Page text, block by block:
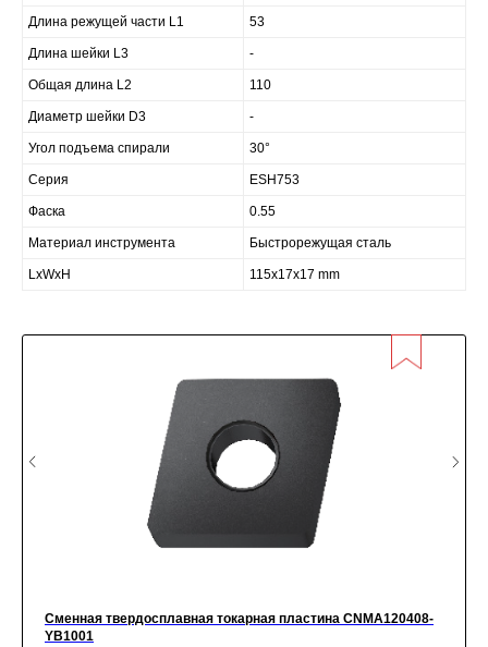
Длина режущей части L1 53
Длина шейки L3 -
Общая длина L2 110
Диаметр шейки D3 -
Угол подъема спирали 30°
Серия ESH753
Фаска 0.55
Материал инструмента Быстрорежущая сталь
LxWxH 115x17x17 mm
Сменная твердосплавная токарная пластина CNMA120408-
YB1001